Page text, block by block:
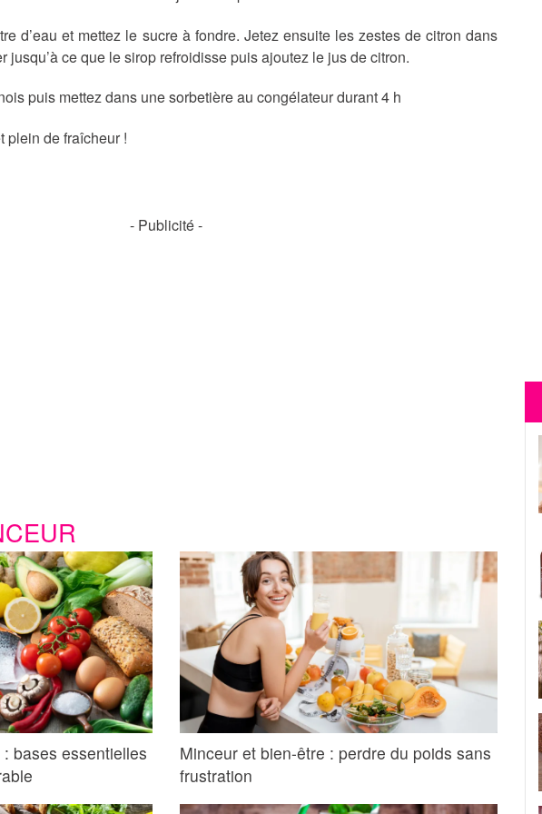
d’eau et mettez le sucre à fondre. Jetez ensuite les zestes de citron dans
jusqu’à ce que le sirop refroidisse puis ajoutez le jus de citron.
puis mettez dans une sorbetière au congélateur durant 4 h
plein de fraîcheur !
- Publicité -
bases essentielles
Minceur et bien-être : perdre du poids sans
frustration